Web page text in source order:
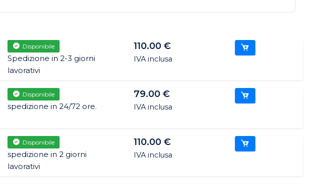
Disponibile
Spedizione in 2-3 giorni
lavorativi
110.00 €
IVA inclusa
Disponibile
spedizione in 24/72 ore.
79.00 €
IVA inclusa
Disponibile
spedizione in 2 giorni
lavorativi
110.00 €
IVA inclusa